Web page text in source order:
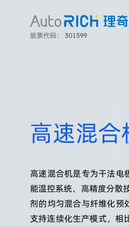
股票代码： 301599
高速混合
高速混合机是专为干法电
能温控系统、高精度分散
剂的均匀混合与纤维化预
支持连续化生产模式，相